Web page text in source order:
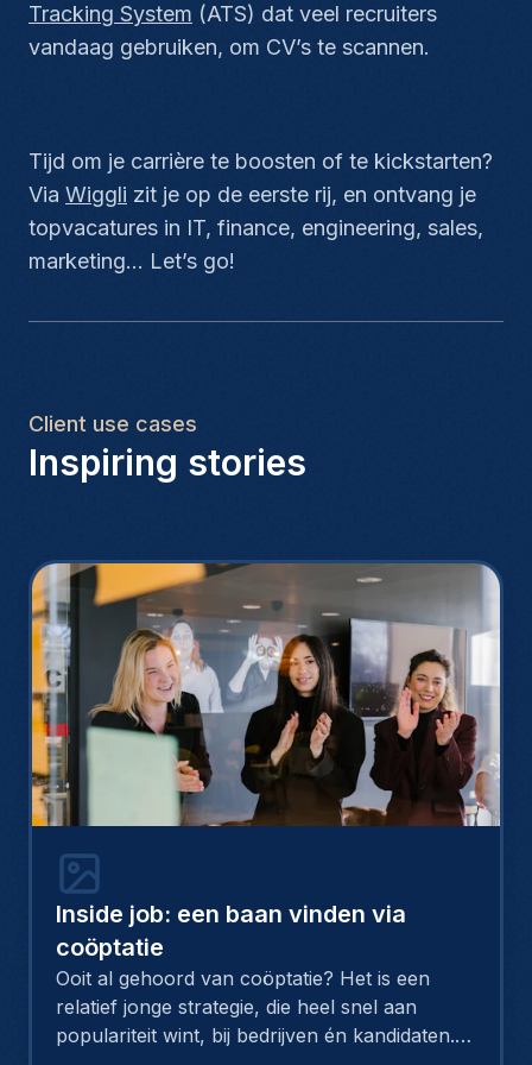
Tracking System (ATS) dat veel recruiters
vandaag gebruiken, om CV’s te scannen.
Tijd om je carrière te boosten of te kickstarten?
Via Wiggli zit je op de eerste rij, en ontvang je
topvacatures in IT, finance, engineering, sales,
marketing… Let’s go!
Client use cases
Inspiring stories
Inside job: een baan vinden via
coöptatie
Ooit al gehoord van coöptatie? Het is een
relatief jonge strategie, die heel snel aan
populariteit wint, bij bedrijven én kandidaten.